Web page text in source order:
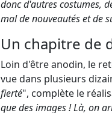
donc d'autres costumes,
mal de nouveautés et de
Un chapitre de
Loin d'être anodin, le
vue dans plusieurs
fierté", complète le
que des images ! Là, on